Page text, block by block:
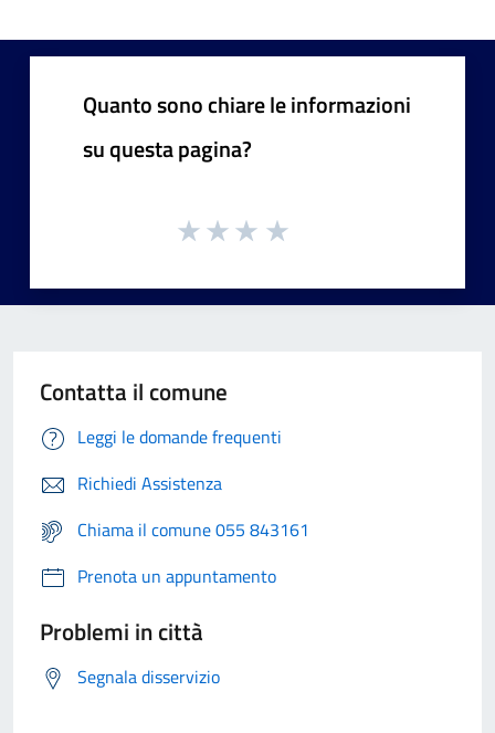
Quanto sono chiare le informazioni
su questa pagina?
Contatta il comune
Leggi le domande frequenti
Richiedi Assistenza
Chiama il comune 055 843161
Prenota un appuntamento
Problemi in città
Segnala disservizio